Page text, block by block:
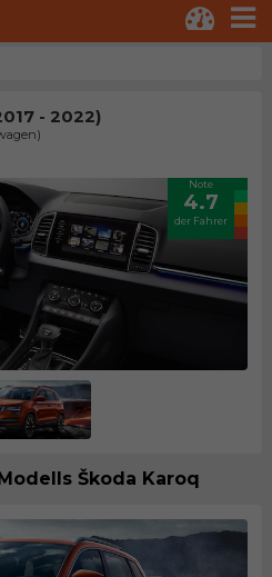
- 2022)
Note
4.7
der Fahrer
Škoda Karoq